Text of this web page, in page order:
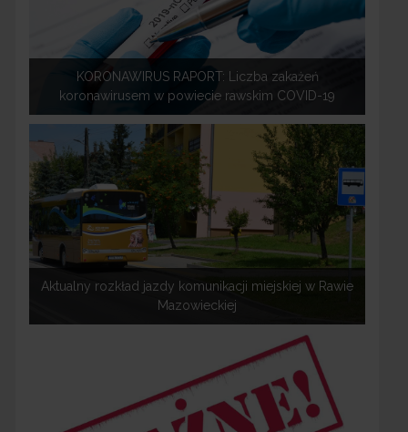
KORONAWIRUS RAPORT: Liczba zakażeń
koronawirusem w powiecie rawskim COVID-19
Aktualny rozkład jazdy komunikacji miejskiej w Rawie
Mazowieckiej